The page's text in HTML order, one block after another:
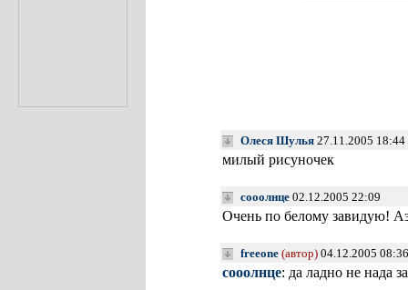
Олеся Шулья 27.11.2005 18:44
милый рисуночек
сооолнце 02.12.2005 22:09
Очень по белому завидую!
freeone (автор) 04.12.2005
сооолнце: да ладно не нада